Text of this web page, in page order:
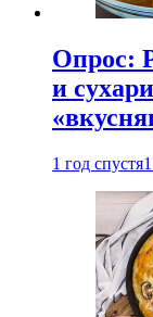
Опрос:
и
1 год спустя